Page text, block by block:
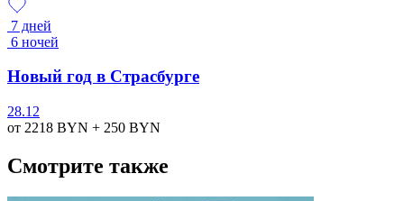
7 дней
6 ночей
Новый год в Страсбурге
28.12
от 2218 BYN + 250 BYN
Смотрите также